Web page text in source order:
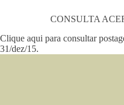
CONSULTA
Clique aqui para consultar
31/dez/15.